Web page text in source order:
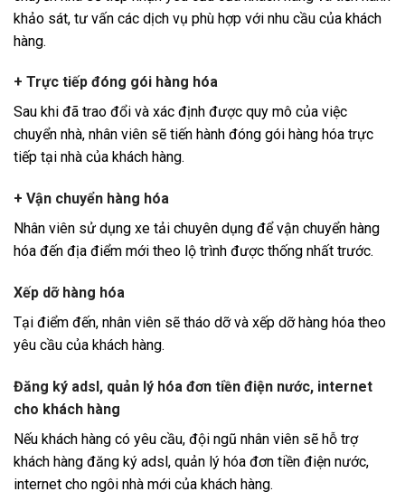
khảo sát, tư vấn các dịch vụ phù hợp với nhu cầu của khách
hàng.
+ Trực tiếp đóng gói hàng hóa
Sau khi đã trao đổi và xác định được quy mô của việc
chuyển nhà, nhân viên sẽ tiến hành đóng gói hàng hóa trực
tiếp tại nhà của khách hàng.
+ Vận chuyển hàng hóa
Nhân viên sử dụng xe tải chuyên dụng để vận chuyển hàng
hóa đến địa điểm mới theo lộ trình được thống nhất trước.
Xếp dỡ hàng hóa
Tại điểm đến, nhân viên sẽ tháo dỡ và xếp dỡ hàng hóa theo
yêu cầu của khách hàng.
Đăng ký adsl, quản lý hóa đơn tiền điện nước, internet
cho khách hàng
Nếu khách hàng có yêu cầu, đội ngũ nhân viên sẽ hỗ trợ
khách hàng đăng ký adsl, quản lý hóa đơn tiền điện nước,
internet cho ngôi nhà mới của khách hàng.